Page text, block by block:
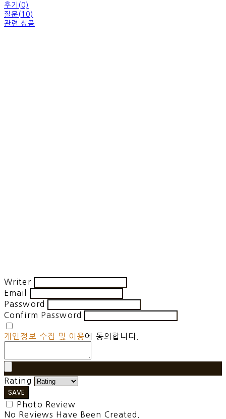
후기(0)
질문(10)
관련 상품
Writer
Email
Password
Confirm Password
개인정보 수집 및 이용에 동의합니다.
Rating
SAVE
Photo Review
No Reviews Have Been Created.